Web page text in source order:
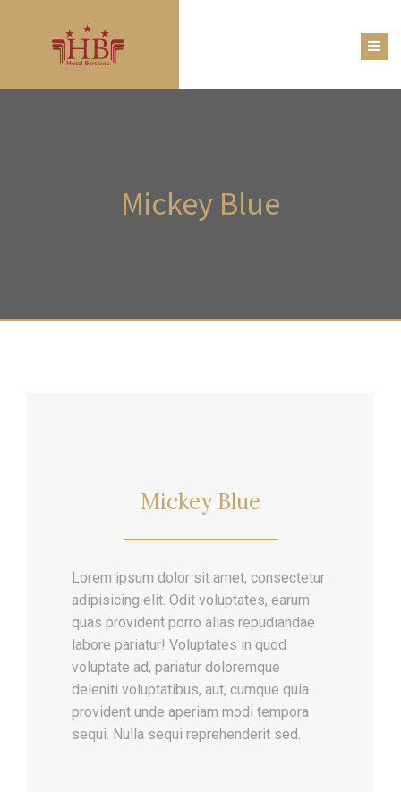
Mickey Blue
Mickey Blue
Lorem ipsum dolor sit amet, consectetur
adipisicing elit. Odit voluptates, earum
quas provident porro alias repudiandae
labore pariatur! Voluptates in quod
voluptate ad, pariatur doloremque
deleniti voluptatibus, aut, cumque quia
provident unde aperiam modi tempora
sequi. Nulla sequi reprehenderit sed.